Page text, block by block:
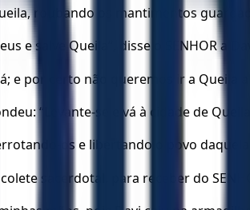
roubando os mantimentos
e salve Queila”, disse o SENHOR a
e por certo não queremos ir a
“Levante-se e vá à cidade de
os e libertando o povo daquela
sacerdotal, para receber do